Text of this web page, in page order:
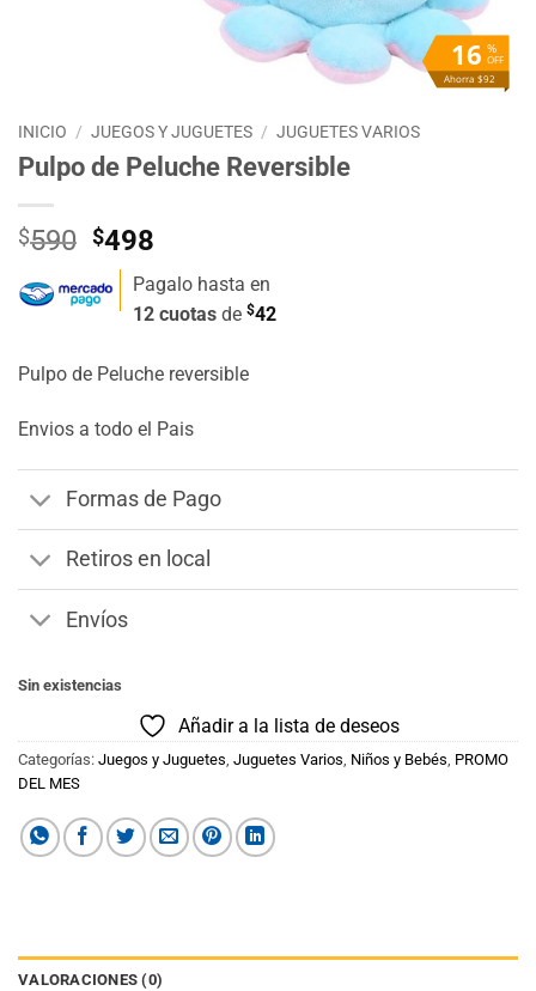
%
OFF
16
Ahorra $92
INICIO / JUEGOS Y JUGUETES / JUGUETES VARIOS
Pulpo de Peluche Reversible
$590 El
precio
original
era:
$498
precio
actual
es:
Pagalo hasta en
12 cuotas de $42
Pulpo de Peluche reversible
Envios a todo el Pais
Formas de Pago
Retiros en local
Envíos
Sin existencias
Añadir a la lista de deseos
Categorías: Juegos y Juguetes, Juguetes Varios, Niños y Bebés, PROMO
DEL MES
VALORACIONES (0)